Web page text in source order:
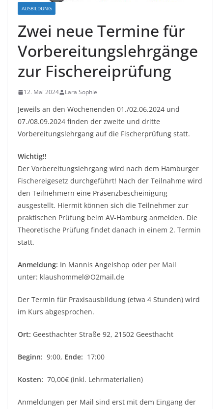
AUSBILDUNG
Zwei neue Termine für
Vorbereitungslehrgänge
zur Fischereiprüfung
12. Mai 2024 Lara Sophie
Jeweils an den Wochenenden 01./02.06.2024 und
07./08.09.2024 finden der zweite und dritte
Vorbereitungslehrgang auf die Fischerprüfung statt.
Wichtig!!
Der Vorbereitungslehrgang wird nach dem Hamburger
Fischereigesetz durchgeführt! Nach der Teilnahme wird
den Teilnehmern eine Präsenzbescheinigung
ausgestellt. Hiermit können sich die Teilnehmer zur
praktischen Prüfung beim AV-Hamburg anmelden. Die
Theoretische Prüfung findet danach in einem 2. Termin
statt.
Anmeldung: In Mannis Angelshop oder per Mail
unter: klaushommel@O2mail.de
Der Termin für Praxisausbildung (etwa 4 Stunden) wird
im Kurs abgesprochen.
Ort: Geesthachter Straße 92, 21502 Geesthacht
Beginn: 9:00, Ende: 17:00
Kosten: 70,00€ (inkl. Lehrmaterialien)
Anmeldungen per Mail sind erst mit dem Eingang der